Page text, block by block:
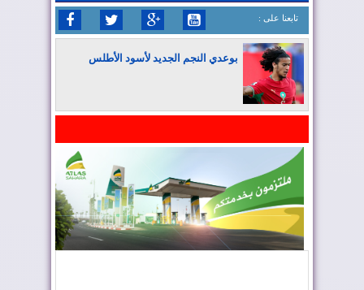
: تابعنا على
بوعدي النجم الجديد لأسود الأطلس
المغرب يعزز موقعه في صناعة الطيران